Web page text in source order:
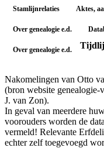
Stamlijnrelaties Aktes,
Over genealogie e.d.
Over genealogie e.d.
Nakomelingen van Otto
(bron website genealogie-
J. van Zon).
In geval van meerdere
voorouders worden de
vermeld! Relevante
echter zelf toegevoegd